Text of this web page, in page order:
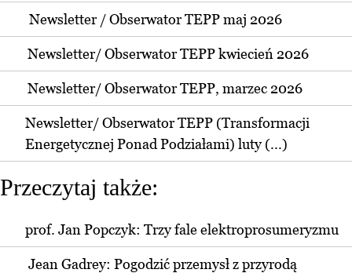
Newsletter / Obserwator TEPP maj 2026
Newsletter/ Obserwator TEPP kwiecień 2026
Newsletter/ Obserwator TEPP, marzec 2026
Newsletter/ Obserwator TEPP (Transformacji
Energetycznej Ponad Podziałami) luty (...)
Przeczytaj także:
prof. Jan Popczyk: Trzy fale elektroprosumeryzmu
Jean Gadrey: Pogodzić przemysł z przyrodą